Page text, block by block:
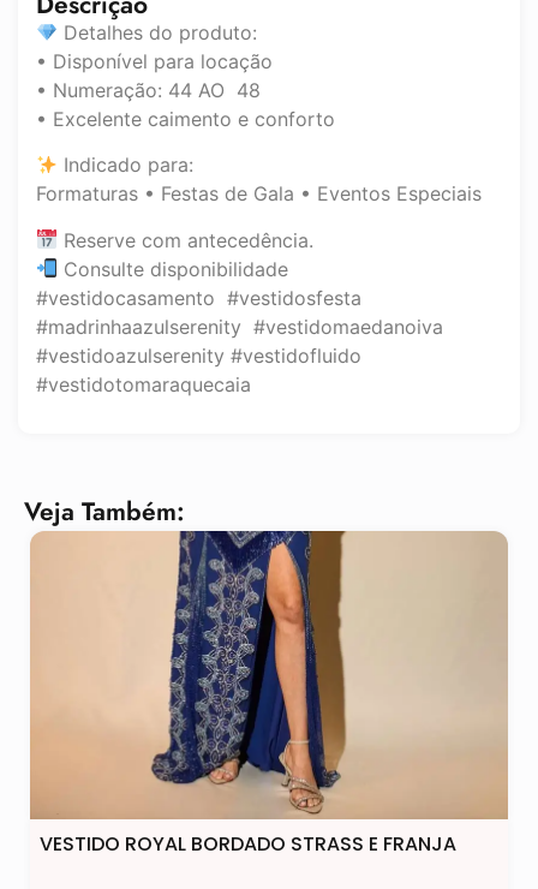
Detalhes do produto:
• Disponível para locação
• Numeração: 44 AO 48
• Excelente caimento e conforto
Indicado para:
Formaturas • Festas de Gala • Eventos Especiais
Reserve com antecedência.
Consulte disponibilidade
#vestidocasamento #vestidosfesta
#madrinhaazulserenity #vestidomaedanoiva
#vestidoazulserenity #vestidofluido
#vestidotomaraquecaia
Veja Também:
VESTIDO ROYAL BORDADO STRASS E FRANJA